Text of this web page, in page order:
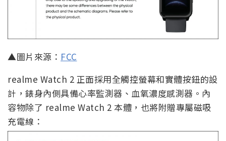
▲圖片來源： FCC
realme Watch 2 正面採用全觸控螢幕和實體按鈕的設
計，錶身內側具備心率監測器、血氧濃度感測器。內
容物除了 realme Watch 2 本體，也將附贈專屬磁吸
充電線：